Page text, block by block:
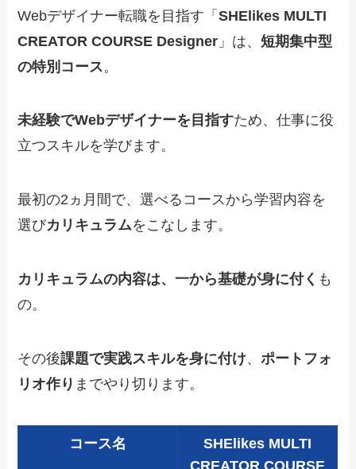
Webデザイナー転職を目指す「SHElikes MULTI
CREATOR COURSE Designer 」は、短期集中型
の特別コース。
未経験でWebデザイナーを目指すため、仕事に役
立つスキルを学びます。
最初の2ヵ月間で、選べるコースから学習内容を
選びカリキュラムをこなします。
カリキュラムの内容は、一から基礎が身に付く も
の。
その後課題で実践スキルを身に付け、ポートフォ
リオ作り までやり切ります。
コース名
SHElikes MULTI
CREATOR COURSE